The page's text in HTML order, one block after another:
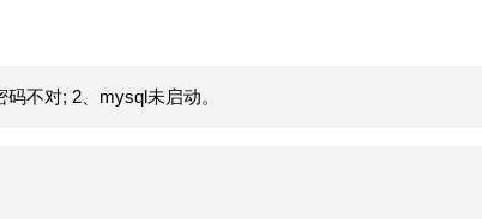
不对; 2、mysql未启动。